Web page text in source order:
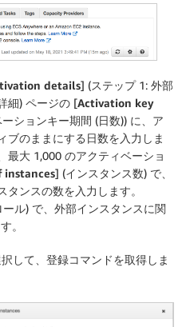
details] (ステップ 1: 外部
細) ページの [Activation key
ションキー期間 (日数)) に、ア
ブのままにする日数を入力しま
最大 1,000 のアクティベーショ
instances] (インスタンス数) で、
ンスの数を入力します。
ル) で、外部インスタンスに関
。
して、登録コマンドを取得しま